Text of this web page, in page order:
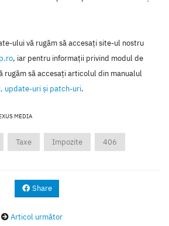
ului vă rugăm să accesaţi site-ul nostru
, iar pentru informaţii privind modul de
rugăm să accesaţi articolul din manualul
update-uri şi patch-uri.
MEDIA
Taxe Impozite 406
Share
Articol următor